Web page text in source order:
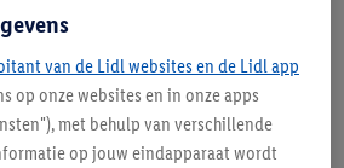
van de Lidl websites en de Lidl app
op onze websites en in onze apps
met behulp van verschillende
op jouw eindapparaat wordt